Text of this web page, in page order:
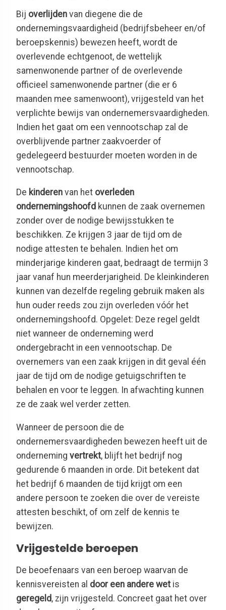
Bij overlijden van diegene die de
ondernemingsvaardigheid (bedrijfsbeheer en/of
beroepskennis) bewezen heeft, wordt de
overlevende echtgenoot, de wettelijk
samenwonende partner of de overlevende
officieel samenwonende partner (die er 6
maanden mee samenwoont), vrijgesteld van het
verplichte bewijs van ondernemersvaardigheden.
Indien het gaat om een vennootschap zal de
overblijvende partner zaakvoerder of
gedelegeerd bestuurder moeten worden in de
vennootschap.
De kinderen van het overleden
ondernemingshoofd kunnen de zaak overnemen
zonder over de nodige bewijsstukken te
beschikken. Ze krijgen 3 jaar de tijd om de
nodige attesten te behalen. Indien het om
minderjarige kinderen gaat, bedraagt de termijn 3
jaar vanaf hun meerderjarigheid. De kleinkinderen
kunnen van dezelfde regeling gebruik maken als
hun ouder reeds zou zijn overleden vóór het
ondernemingshoofd. Opgelet: Deze regel geldt
niet wanneer de onderneming werd
ondergebracht in een vennootschap. De
overnemers van een zaak krijgen in dit geval één
jaar de tijd om de nodige getuigschriften te
behalen en voor te leggen. In afwachting kunnen
ze de zaak wel verder zetten.
Wanneer de persoon die de
ondernemersvaardigheden bewezen heeft uit de
onderneming vertrekt, blijft het bedrijf nog
gedurende 6 maanden in orde. Dit betekent dat
het bedrijf 6 maanden de tijd krijgt om een
andere persoon te zoeken die over de vereiste
attesten beschikt, of om zelf de kennis te
bewijzen.
Vrijgestelde beroepen
De beoefenaars van een beroep waarvan de
kennisvereisten al door een andere wet is
geregeld, zijn vrijgesteld. Concreet gaat het over